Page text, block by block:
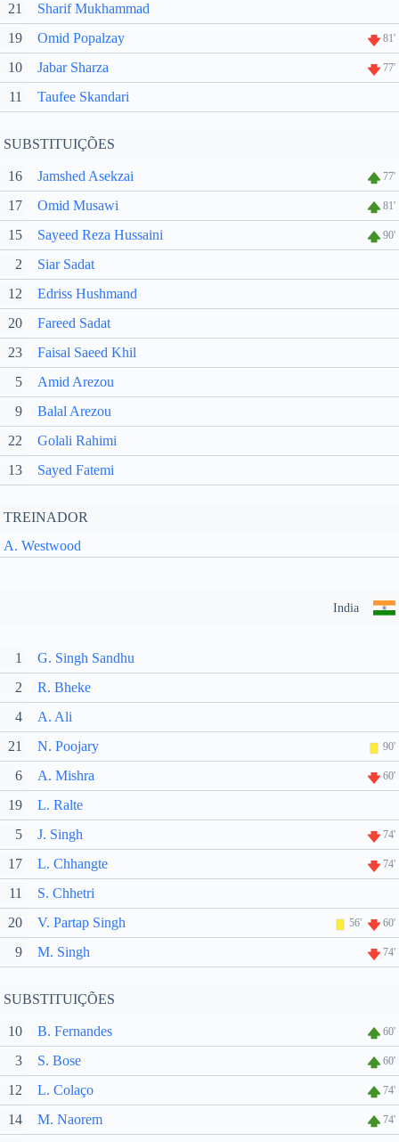
21
Sharif Mukhammad
19
Omid Popalzay 81'
10 Jabar Sharza 77'
11 Taufee Skandari
SUBSTITUIÇÕES
16 Jamshed Asekzai 77'
17 Omid Musawi 81'
15 Sayeed Reza Hussaini 90'
2
Siar Sadat
12
Edriss Hushmand
20
Fareed Sadat
23
Faisal Saeed Khil
5
Amid Arezou
9
Balal Arezou
22
Golali Rahimi
13
Sayed Fatemi
TREINADOR
A. Westwood
India
1
G. Singh Sandhu
2
R. Bheke
4
A. Ali
21
N. Poojary 90'
6 A. Mishra 60'
19
L. Ralte
5
J. Singh 74'
17 L. Chhangte 74'
11
S. Chhetri
20
V. Partap Singh 56' 60'
9 M. Singh 74'
SUBSTITUIÇÕES
10 B. Fernandes 60'
3 S. Bose 60'
12 L. Colaço 74'
14 M. Naorem 74'